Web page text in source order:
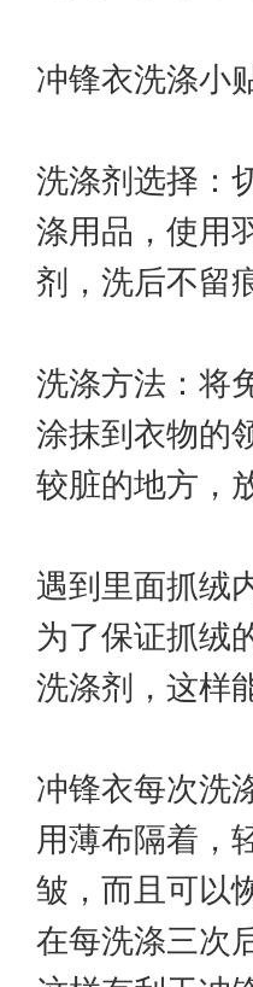
冲锋衣洗涤小
洗涤剂选择：
涤用品，使用
剂，洗后不留
洗涤方法：将
涂抹到衣物的
较脏的地方，
遇到里面抓绒
为了保证抓绒
洗涤剂，这样
冲锋衣每次洗
用薄布隔着，
皱，而且可以
在每洗涤三次